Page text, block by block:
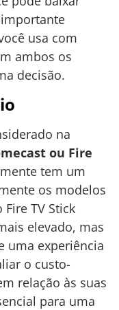
usa com
ambos os
decisão.
na
ou Fire
tem um
os modelos
TV Stick
elevado, mas
uma experiência
o custo-
relação às suas
para uma